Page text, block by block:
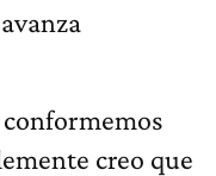
creo que